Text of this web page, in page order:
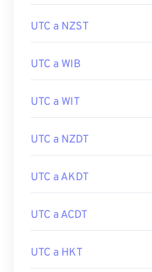
UTC a NZST
UTC a WIB
UTC a WIT
UTC a NZDT
UTC a AKDT
UTC a ACDT
UTC a HKT